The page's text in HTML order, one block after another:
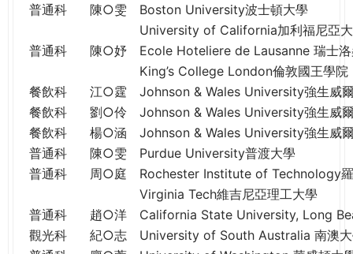
e
普通科
陳○雯
Boston University波士頓大學
University of California加利福尼亞
普通科
陳○妤
Ecole Hoteliere de Lausanne 瑞士
King’s College London倫敦國王學院
餐飲科
江○霆
Johnson & Wales University強生威
餐飲科
劉○伶
Johnson & Wales University強生威
餐飲科
楊○涵
Johnson & Wales University強生威
普通科
陳○雯
Purdue University普渡大學
普通科
周○庭
Rochester Institute of Technology
Virginia Tech維吉尼亞理工大學
普通科
趙○洋
California State University, Long
觀光科
紀○志
University of South Australia 南澳